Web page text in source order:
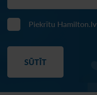
Piekrītu Hamilton.lv